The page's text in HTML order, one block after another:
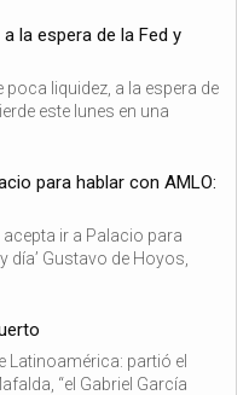
la espera de la Fed y
liquidez, a la espera de
este lunes en una
para hablar con AMLO:
ir a Palacio para
día’ Gustavo de Hoyos,
Latinoamérica: partió el
“el Gabriel García